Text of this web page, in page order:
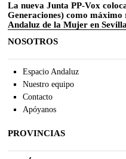
La nueva Junta PP-Vox
Generaciones) como máximo
Andaluz de la Mujer en Sevilla
NOSOTROS
Espacio Andaluz
Nuestro equipo
Contacto
Apóyanos
PROVINCIAS